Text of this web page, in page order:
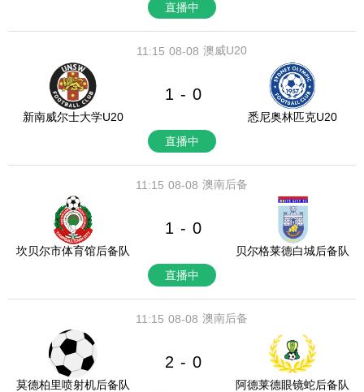
直播中
08-08
11:15 澳威U20
新南威尔士大学U20
1 - 0
悉尼奥林匹克U20
直播中
08-08
11:15 澳南后备
坎贝尔市体育馆后备队
1 - 0
贝尔格莱德白城后备队
直播中
08-08
11:15 澳南后备
莫德柏里喷射机后备队
2 - 0
阿德莱德眼镜蛇后备队